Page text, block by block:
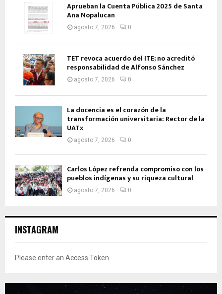
Aprueban la Cuenta Pública 2025 de Santa
Ana Nopalucan
agosto 7, 2026 0
TET revoca acuerdo del ITE; no acreditó
responsabilidad de Alfonso Sánchez
agosto 7, 2026 0
La docencia es el corazón de la
transformación universitaria: Rector de la
UATx
agosto 7, 2026 0
Carlos López refrenda compromiso con los
pueblos indígenas y su riqueza cultural
agosto 7, 2026 0
INSTAGRAM
Please enter an Access Token